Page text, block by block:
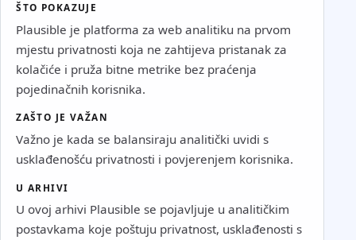
ŠTO POKAZUJE
Plausible je platforma za web analitiku na prvom
mjestu privatnosti koja ne zahtijeva pristanak za
kolačiće i pruža bitne metrike bez praćenja
pojedinačnih korisnika.
ZAŠTO JE VAŽAN
Važno je kada se balansiraju analitički uvidi s
usklađenošću privatnosti i povjerenjem korisnika.
U ARHIVI
U ovoj arhivi Plausible se pojavljuje u analitičkim
postavkama koje poštuju privatnost, usklađenosti s